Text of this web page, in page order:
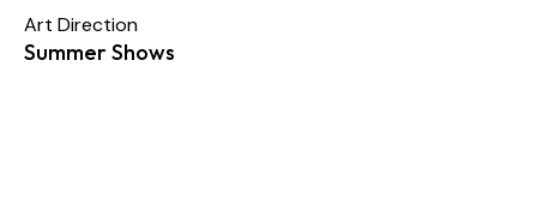
Art Direction
Summer Shows